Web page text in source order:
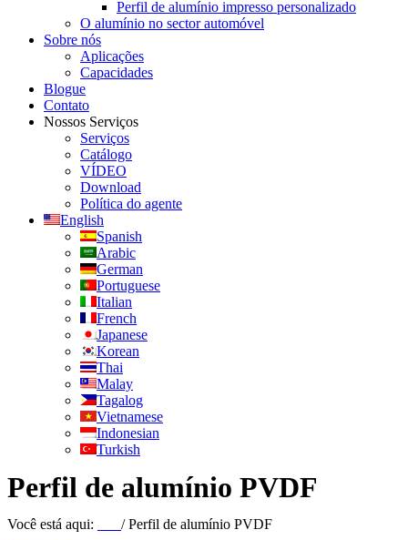
Perfil de alumínio impresso personalizado
O alumínio no sector automóvel
Sobre nós
Aplicações
Capacidades
Blogue
Contato
Nossos Serviços
Serviços
Catálogo
VÍDEO
Download
Política do agente
English
Spanish
Arabic
German
Portuguese
Italian
French
Japanese
Korean
Thai
Malay
Tagalog
Vietnamese
Indonesian
Turkish
Perfil de alumínio PVDF
Você está aqui:
/ Perfil de alumínio PVDF